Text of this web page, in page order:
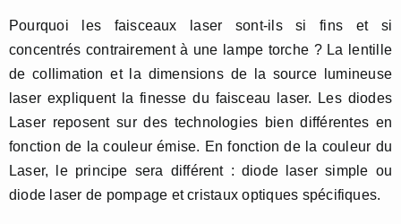
Pourquoi les faisceaux laser sont-ils si fins et si
concentrés contrairement à une lampe torche ? La lentille
de collimation et la dimensions de la source lumineuse
laser expliquent la finesse du faisceau laser. Les diodes
Laser reposent sur des technologies bien différentes en
fonction de la couleur émise. En fonction de la couleur du
Laser, le principe sera différent : diode laser simple ou
diode laser de pompage et cristaux optiques spécifiques.